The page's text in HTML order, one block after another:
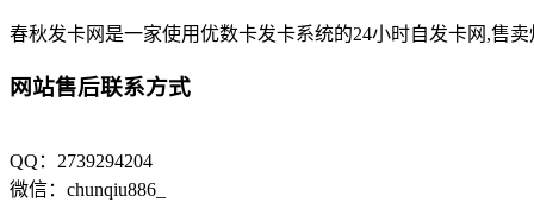
春秋发卡网是一家使用优数卡发卡系统的24小时自发卡网,售
网站售后联系方式
QQ：2739294204
微信：chunqiu886_